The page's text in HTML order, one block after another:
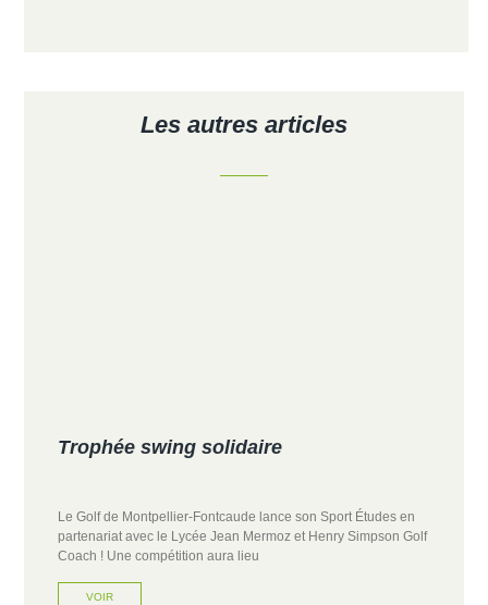
Les autres articles
Trophée swing solidaire
Le Golf de Montpellier-Fontcaude lance son Sport Études en
partenariat avec le Lycée Jean Mermoz et Henry Simpson Golf
Coach ! Une compétition aura lieu
VOIR